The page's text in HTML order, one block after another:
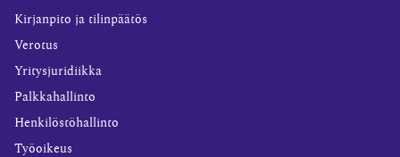
Kirjanpito ja tilinpäätös
Verotus
Yritysjuridiikka
Palkkahallinto
Henkilöstöhallinto
Työoikeus